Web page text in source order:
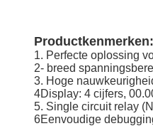
Productkenmerken:
1. Perfecte oplossing
2- breed
3. Hoge
4Display: 4 cijfers,
5. Single circuit relay
6Eenvoudige